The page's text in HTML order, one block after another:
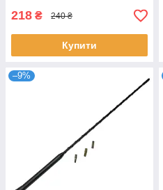
218 ₴ 240 ₴
Купити
–9%